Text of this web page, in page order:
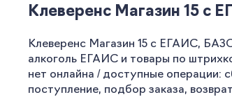
Клеверенс Магазин 15
Клеверенс Магазин 15 с ЕГАИС,
алкоголь ЕГАИС и товары по
нет онлайна / доступные операции:
поступление, подбор заказа,